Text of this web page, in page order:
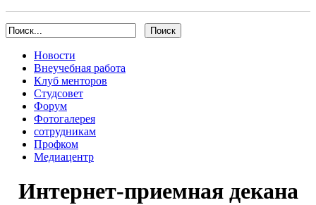
Новости
Внеучебная работа
Клуб менторов
Студсовет
Форум
Фотогалерея
сотрудникам
Профком
Медиацентр
Интернет-приемная декана